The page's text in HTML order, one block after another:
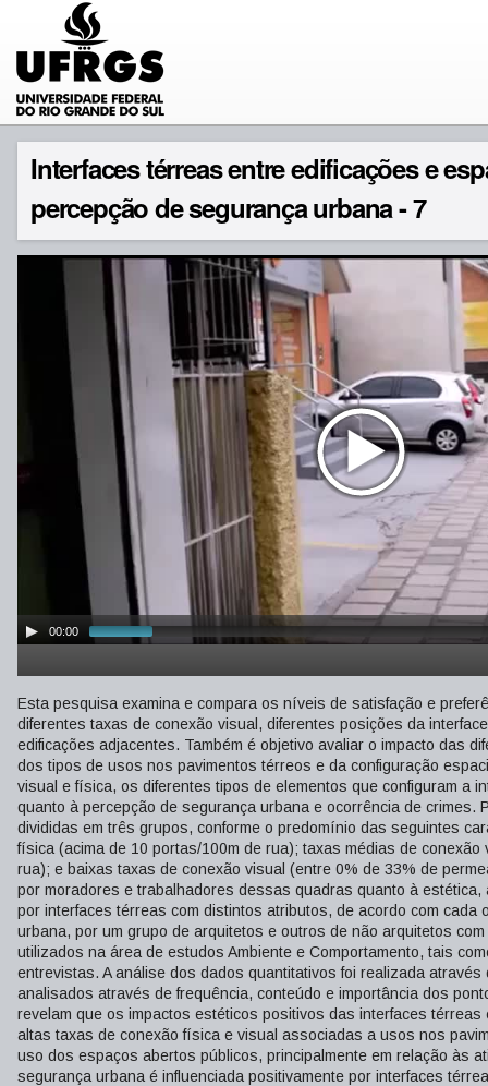
Interfaces térreas entre edificações e
percepção de segurança urbana - 7
00:00
Esta pesquisa examina e compara os níveis de satisfação e
diferentes taxas de conexão visual, diferentes posições da
edificações adjacentes. Também é objetivo avaliar o impacto das
dos tipos de usos nos pavimentos térreos e da configuração
visual e física, os diferentes tipos de elementos que configuram a
quanto à percepção de segurança urbana e ocorrência de
divididas em três grupos, conforme o predomínio das seguintes
física (acima de 10 portas/100m de rua); taxas médias de
rua); e baixas taxas de conexão visual (entre 0% de 33% de
por moradores e trabalhadores dessas quadras quanto à
por interfaces térreas com distintos atributos, de acordo com
urbana, por um grupo de arquitetos e outros de não arquitetos
utilizados na área de estudos Ambiente e Comportamento, tais
entrevistas. A análise dos dados quantitativos foi realizada
analisados através de frequência, conteúdo e importância dos
revelam que os impactos estéticos positivos das interfaces
altas taxas de conexão física e visual associadas a usos nos
uso dos espaços abertos públicos, principalmente em relação às
segurança urbana é influenciada positivamente por interfaces